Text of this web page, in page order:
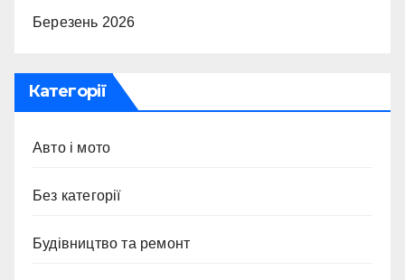
Березень 2026
Категорії
Авто і мото
Без категорії
Будівництво та ремонт